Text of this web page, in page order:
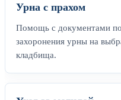
Урна с прахом
Помощь с документами
захоронения урны на
кладбища.